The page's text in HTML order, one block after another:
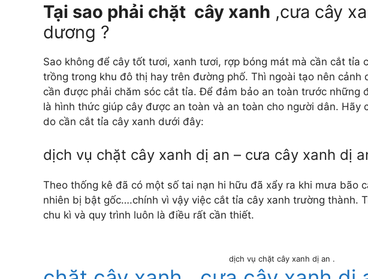
Tại sao phải chặt cây xanh ,cưa cây
dương ?
Sao không để cây tốt tươi, xanh tươi, rợp bóng mát mà cần cắt tỉa
trồng trong khu đô thị hay trên đường phố. Thì ngoài tạo nên cảnh
cần được phải chăm sóc cắt tỉa. Để đảm bảo an toàn trước những
là hình thức giúp cây được an toàn và an toàn cho người dân. Hãy
do cần cắt tỉa cây xanh dưới đây:
dịch vụ chặt cây xanh dị an – cưa cây xanh dị
Theo thống kê đã có một số tai nạn hi hữu đã xẩy ra khi mưa bão
nhiên bị bật gốc….chính vì vậy việc cắt tỉa cây xanh trường thành.
chu kì và quy trình luôn là điều rất cần thiết.
dịch vụ chặt cây xanh dị an .